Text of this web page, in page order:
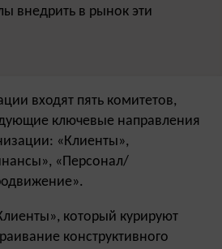
внедрить в рынок эти
входят пять комитетов,
ключевые направления
«Клиенты»,
«Персонал/
который курируют
конструктивного